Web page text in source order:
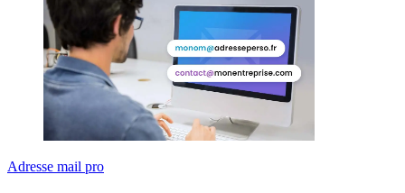
Adresse mail pro